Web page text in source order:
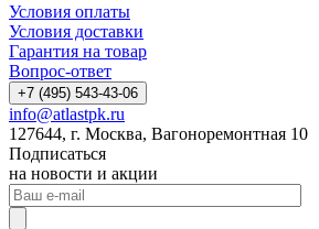
Условия оплаты
Условия доставки
Гарантия на товар
Вопрос-ответ
+7 (495) 543-43-06
info@atlastpk.ru
127644, г. Москва, Вагоноремонтная 10
Подписаться
на новости и акции